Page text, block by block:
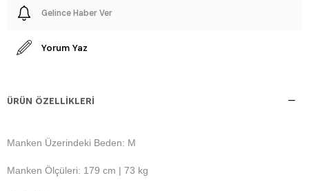
Gelince Haber Ver
Yorum Yaz
ÜRÜN ÖZELLIKLERI
Manken Üzerindeki Beden: M
Manken Ölçüleri: 179 cm | 73 kg